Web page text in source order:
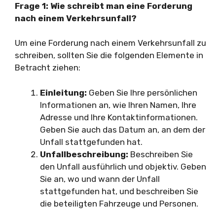
Frage 1: Wie schreibt man eine Forderung
nach einem Verkehrsunfall?
Um eine Forderung nach einem Verkehrsunfall zu
schreiben, sollten Sie die folgenden Elemente in
Betracht ziehen:
Einleitung: Geben Sie Ihre persönlichen
Informationen an, wie Ihren Namen, Ihre
Adresse und Ihre Kontaktinformationen.
Geben Sie auch das Datum an, an dem der
Unfall stattgefunden hat.
Unfallbeschreibung: Beschreiben Sie
den Unfall ausführlich und objektiv. Geben
Sie an, wo und wann der Unfall
stattgefunden hat, und beschreiben Sie
die beteiligten Fahrzeuge und Personen.